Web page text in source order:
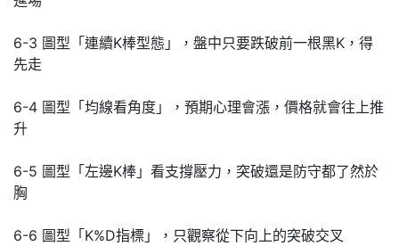
6-3 圖型「連續K棒型態」，盤中只要跌破前一根黑K，得
先走
6-4 圖型「均線看角度」，預期心理會漲，價格就會往上推
升
6-5 圖型「左邊K棒」看支撐壓力，突破還是防守都了然於
胸
6-6 圖型「K%D指標」，只觀察從下向上的突破交叉